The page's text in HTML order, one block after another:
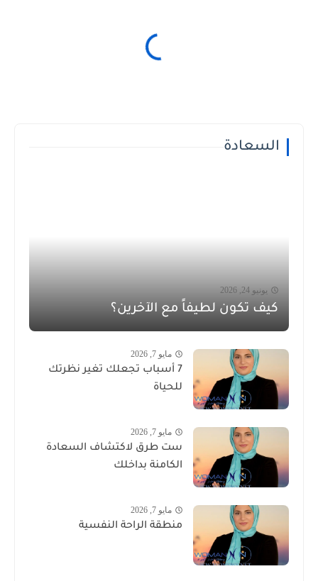
السعادة
يونيو 24, 2026
كيف تكون لطيفاً مع الآخرين؟
مايو 7, 2026
7 أسباب تجعلك تغير نظرتك
للحياة
مايو 7, 2026
ست طرق لاكتشاف السعادة
الكامنة بداخلك
مايو 7, 2026
منطقة الراحة النفسية